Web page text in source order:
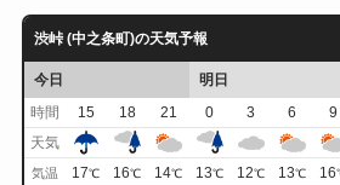
渋峠 (中之条町)の天気予報
今日
明日
時間
15 18 21 0 3 6 9
天気
気温 17℃ 16℃ 14℃ 13℃ 12℃ 13℃ 16